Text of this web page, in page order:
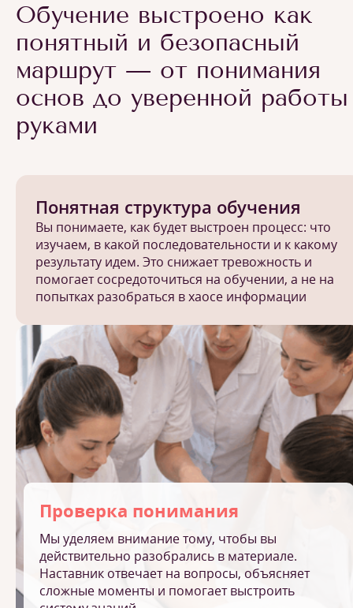
Обучение выстроено как
понятный и безопасный
маршрут — от понимания
основ до уверенной работы
руками
Понятная структура обучения
Вы понимаете, как будет выстроен процесс: что
изучаем, в какой последовательности и к какому
результату идем. Это снижает тревожность и
помогает сосредоточиться на обучении, а не на
попытках разобраться в хаосе информации
Проверка понимания
Мы уделяем внимание тому, чтобы вы
действительно разобрались в материале.
Наставник отвечает на вопросы, объясняет
сложные моменты и помогает выстроить